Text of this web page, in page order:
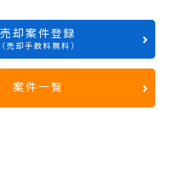
売却案件登録
（売却手数料無料）
案件一覧